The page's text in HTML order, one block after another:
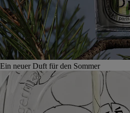
Ein neuer Duft für den Sommer